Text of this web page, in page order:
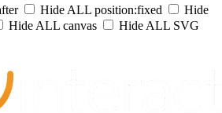
Hide ALL position:fixed
Hide
Hide ALL canvas
Hide ALL SVG